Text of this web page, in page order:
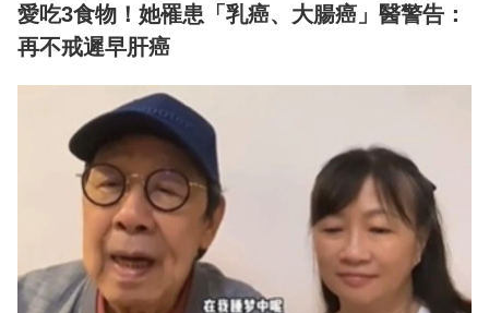
愛吃3食物！她罹患「乳癌、大腸癌」醫警告：
再不戒遲早肝癌